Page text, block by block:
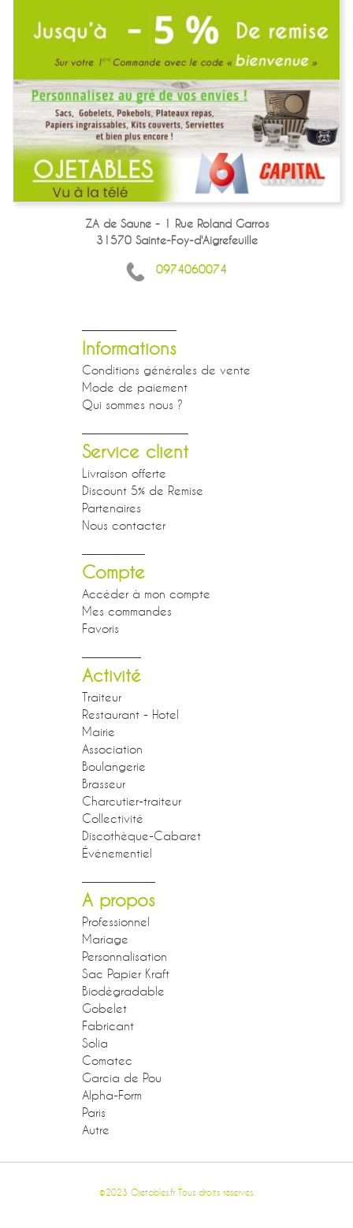
ZA de Saune - 1 Rue Roland Garros
31570 Sainte-Foy-d'Aigrefeuille
0974060074
Informations
Conditions générales de vente
Mode de paiement
Qui sommes nous ?
Service client
Livraison offerte
Discount 5% de Remise
Partenaires
Nous contacter
Compte
Accéder à mon compte
Mes commandes
Favoris
Activité
Traiteur
Restaurant - Hotel
Mairie
Association
Boulangerie
Brasseur
Charcutier-traiteur
Collectivité
Discothèque-Cabaret
Événementiel
A propos
Professionnel
Mariage
Personnalisation
Sac Papier Kraft
Biodégradable
Gobelet
Fabricant
Solia
Comatec
Garcia de Pou
Alpha-Form
Paris
Autre
©2023 Ojetables.fr Tous droits réservés.